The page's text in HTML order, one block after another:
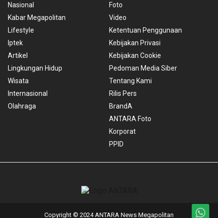
Nasional
Kabar Megapolitan
Lifestyle
Iptek
Artikel
Lingkungan Hidup
Wisata
Internasional
Olahraga
Foto
Video
Ketentuan Penggunaan
Kebijakan Privasi
Kebijakan Cookie
Pedoman Media Siber
Tentang Kami
Rilis Pers
BrandA
ANTARA Foto
Korporat
PPID
Copyright © 2024 ANTARA News Megapolitan